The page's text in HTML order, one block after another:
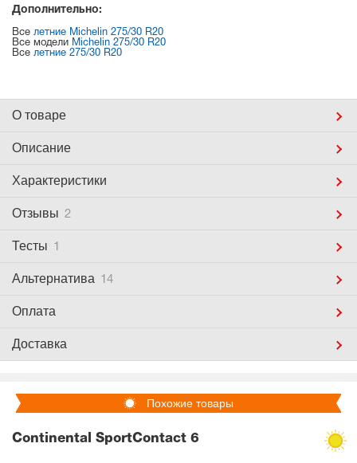
Дополнительно:
Все летние Michelin 275/30 R20
Все модели Michelin 275/30 R20
Все летние 275/30 R20
О товаре
Описание
Характеристики
Отзывы 2
Тесты 1
Альтернатива 14
Оплата
Доставка
Похожие товары
Continental SportContact 6